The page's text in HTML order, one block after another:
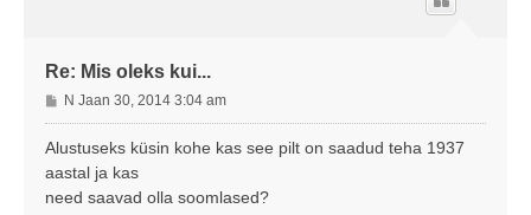
Re: Mis oleks kui...
P
o
s
i
t
N Jaan 30, 2014 3:04 am
Alustuseks küsin kohe kas see pilt on saadud teha 1937
aastal ja kas
need saavad olla soomlased?